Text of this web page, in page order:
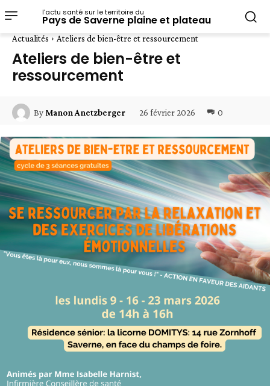
l'actu santé sur le territoire du
Pays de Saverne plaine et plateau
Actualités Ateliers de bien-être et ressourcement
Ateliers de bien-être et
ressourcement
By Manon Anetzberger 26 février 2026 0